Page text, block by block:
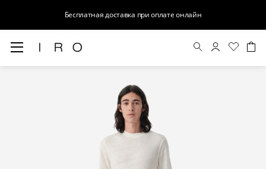
Бесплатная доставка при оплате онлайн